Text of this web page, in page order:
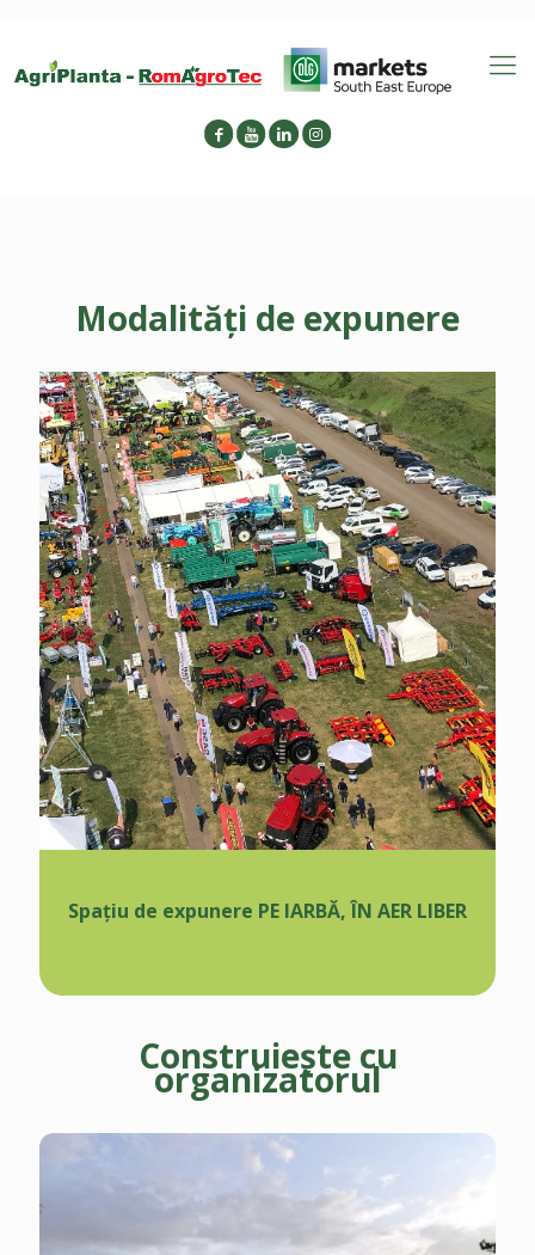
Modalități de expunere
Spațiu de expunere PE IARBĂ, ÎN AER LIBER
Construiește cu
organizatorul